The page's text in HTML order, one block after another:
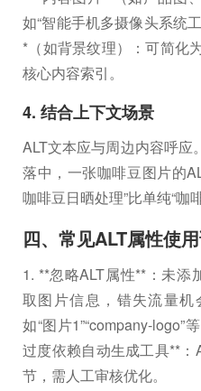
如“智能手机多摄像头系统
*（如背景纹理）：可简化
核心内容索引。
4. 结合上下文场景
ALT文本应与周边内容呼应
落中，一张咖啡豆图片的
咖啡豆日晒处理”比单纯“咖
四、常见ALT属性使
1. **忽略ALT属性**：未添
取图片信息，错失流量机
如“图片1”“company-
过度依赖自动生成工具**
节，需人工审核优化。